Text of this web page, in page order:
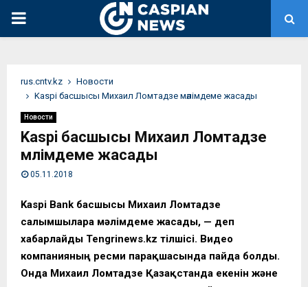
PRIMARY
rus.cntv.kz
Новости
Kaspi басшысы Михаил Ломтадзе мәлімдеме жасады
Новости
Kaspi басшысы Михаил Ломтадзе
мәлімдеме жасады
05.11.2018
Kaspi Bank басшысы Михаил Ломтадзе
салымшыларға мәлімдеме жасады, — деп
хабарлайды Tengrinews.kz тілшісі. Видео
компанияның ресми парақшасында пайда болды.
Онда Михаил Ломтадзе Қазақстанда екенін және